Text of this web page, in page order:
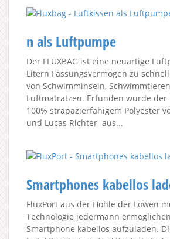
n als Luftpumpe
Der FLUXBAG ist eine neuartige
Litern Fassungsvermögen zu
von Schwimminseln,
Luftmatratzen. Erfunden wurde der
100% strapazierfähigem Polyester
und Lucas Richter aus...
Smartphones kabellos
FluxPort aus der Höhle der Löwen
Technologie jedermann
Smartphone kabellos aufzuladen.